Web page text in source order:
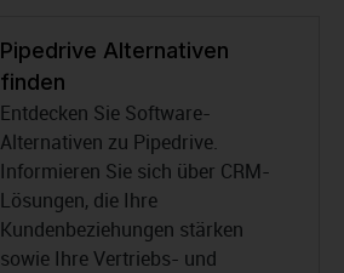
Pipedrive Alternativen
finden
Entdecken Sie Software-
Alternativen zu Pipedrive.
Informieren Sie sich über CRM-
Lösungen, die Ihre
Kundenbeziehungen stärken
sowie Ihre Vertriebs- und